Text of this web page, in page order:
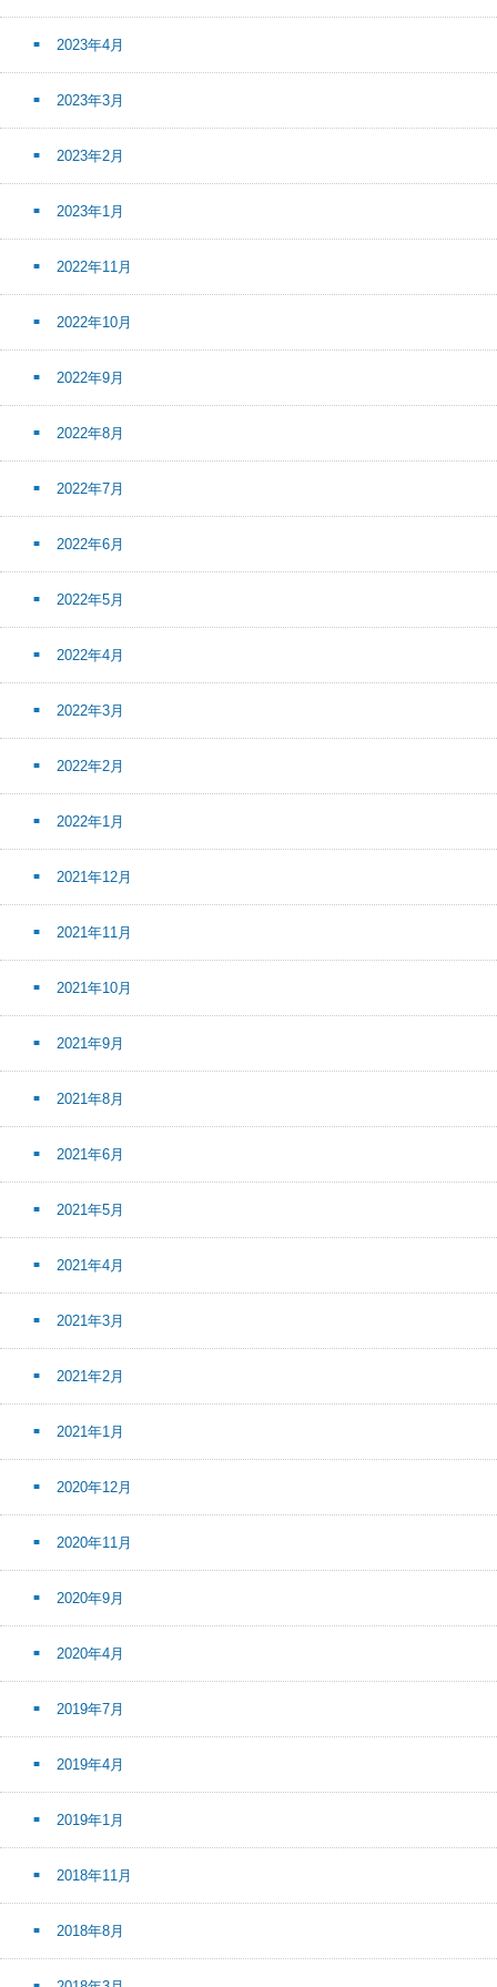
2023年4月
2023年3月
2023年2月
2023年1月
2022年11月
2022年10月
2022年9月
2022年8月
2022年7月
2022年6月
2022年5月
2022年4月
2022年3月
2022年2月
2022年1月
2021年12月
2021年11月
2021年10月
2021年9月
2021年8月
2021年6月
2021年5月
2021年4月
2021年3月
2021年2月
2021年1月
2020年12月
2020年11月
2020年9月
2020年4月
2019年7月
2019年4月
2019年1月
2018年11月
2018年8月